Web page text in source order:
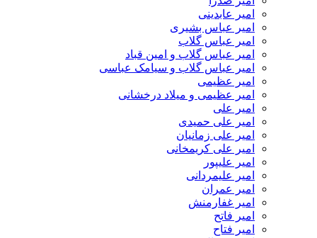
امیر عابدینی
امیر عباس بشیری
امیر عباس گلاب
امیر عباس گلاب و امین قباد
امیر عباس گلاب و سیامک عباسی
امیر عظیمی
امیر عظیمی و میلاد درخشانی
امیر علی
امیر علی حمیدی
امیر علی زمانیان
امیر علی کریمخانی
امیر علیپور
امیر علیمردانی
امیر عمران
امیر غفارمنش
امیر فاتح
امیر فتاح